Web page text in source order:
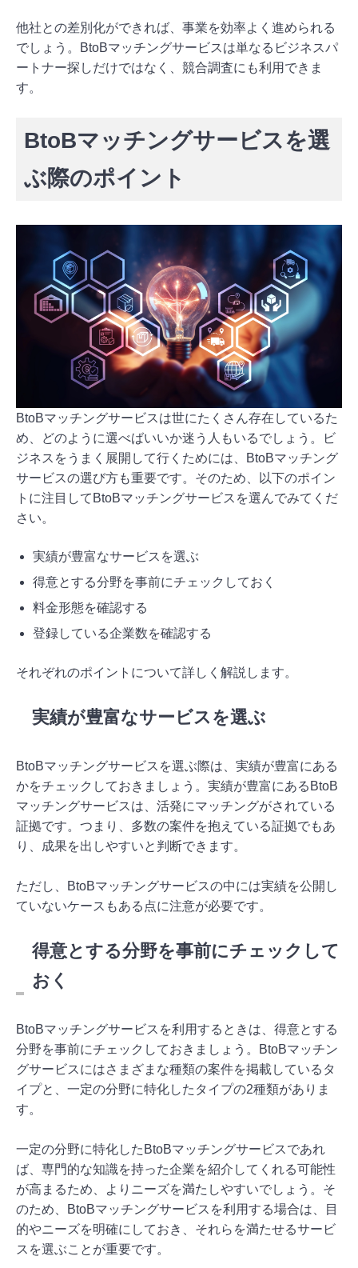
他社との差別化ができれば、事業を効率よく進められる
でしょう。BtoBマッチングサービスは単なるビジネスパ
ートナー探しだけではなく、競合調査にも利用できま
す。
BtoBマッチングサービスを選
ぶ際のポイント
BtoBマッチングサービスは世にたくさん存在しているた
め、どのように選べばいいか迷う人もいるでしょう。ビ
ジネスをうまく展開して行くためには、BtoBマッチング
サービスの選び方も重要です。そのため、以下のポイン
トに注目してBtoBマッチングサービスを選んでみてくだ
さい。
実績が豊富なサービスを選ぶ
得意とする分野を事前にチェックしておく
料金形態を確認する
登録している企業数を確認する
それぞれのポイントについて詳しく解説します。
実績が豊富なサービスを選ぶ
BtoBマッチングサービスを選ぶ際は、実績が豊富にある
かをチェックしておきましょう。実績が豊富にあるBtoB
マッチングサービスは、活発にマッチングがされている
証拠です。つまり、多数の案件を抱えている証拠でもあ
り、成果を出しやすいと判断できます。
ただし、BtoBマッチングサービスの中には実績を公開し
ていないケースもある点に注意が必要です。
得意とする分野を事前にチェックして
おく
BtoBマッチングサービスを利用するときは、得意とする
分野を事前にチェックしておきましょう。BtoBマッチン
グサービスにはさまざまな種類の案件を掲載しているタ
イプと、一定の分野に特化したタイプの2種類がありま
す。
一定の分野に特化したBtoBマッチングサービスであれ
ば、専門的な知識を持った企業を紹介してくれる可能性
が高まるため、よりニーズを満たしやすいでしょう。そ
のため、BtoBマッチングサービスを利用する場合は、目
的やニーズを明確にしておき、それらを満たせるサービ
スを選ぶことが重要です。